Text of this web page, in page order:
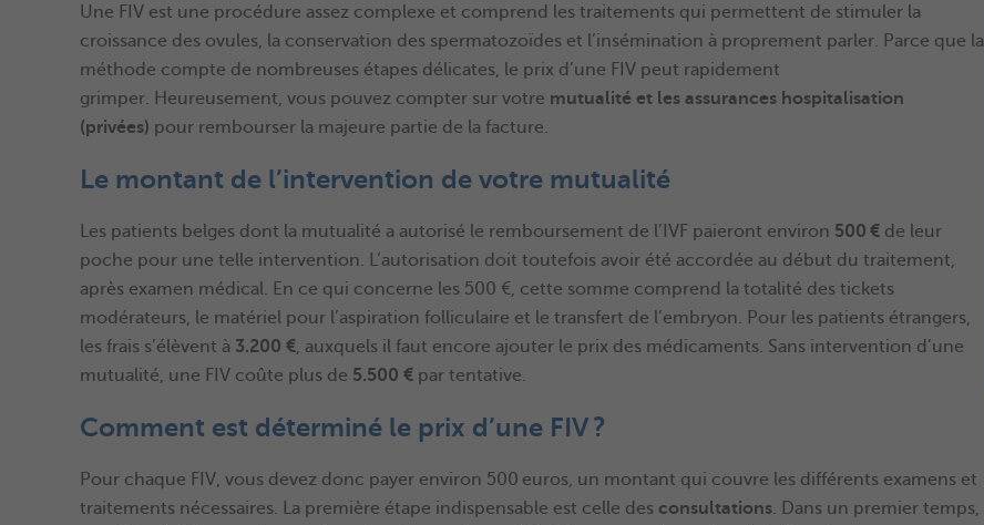
Une FIV est une procédure assez complexe et comprend les traitements qui permettent de stimuler la
croissance des ovules, la conservation des spermatozoïdes et l’insémination à proprement parler. Parce que la
méthode compte de nombreuses étapes délicates, le prix d’une FIV peut rapidement
grimper. Heureusement, vous pouvez compter sur votre mutualité et les assurances hospitalisation
(privées) pour rembourser la majeure partie de la facture.
Le montant de l’intervention de votre mutualité
Les patients belges dont la mutualité a autorisé le remboursement de l’IVF paieront environ 500 € de leur
poche pour une telle intervention. L’autorisation doit toutefois avoir été accordée au début du traitement,
après examen médical. En ce qui concerne les 500 €, cette somme comprend la totalité des tickets
modérateurs, le matériel pour l’aspiration folliculaire et le transfert de l’embryon. Pour les patients étrangers,
les frais s’élèvent à 3.200 €, auxquels il faut encore ajouter le prix des médicaments. Sans intervention d’une
mutualité, une FIV coûte plus de 5.500 € par tentative.
Comment est déterminé le prix d’une FIV ?
Pour chaque FIV, vous devez donc payer environ 500 euros, un montant qui couvre les différents examens et
traitements nécessaires. La première étape indispensable est celle des consultations. Dans un premier temps,